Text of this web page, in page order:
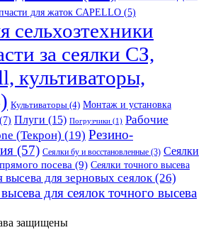
для жаток CAPELLO (5)
сельхозтехники
за сеялки СЗ,
культиваторы,
Культиваторы (4) Монтаж и установка
(7) Плуги (15) Погрузчики (1) Рабочие
(Текрон) (19) Резино-
(57) Сеялки бу и восстановленные (3) Сеялки
посева (9) Сеялки точного высева
высева для зерновых сеялок(26)
для сеялок точного высева
защищены